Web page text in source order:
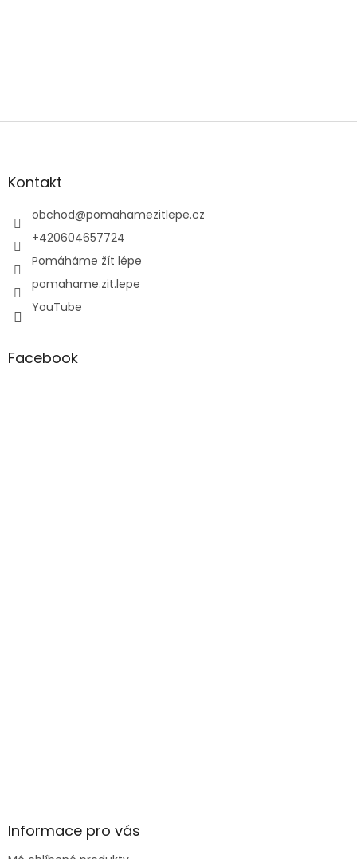
Z
aKontakt
obchod@pomahamezitlepe.cz
+420604657724
Pomáháme žít lépe
pomahame.zit.lepe
YouTube
Facebook
Informace pro vás